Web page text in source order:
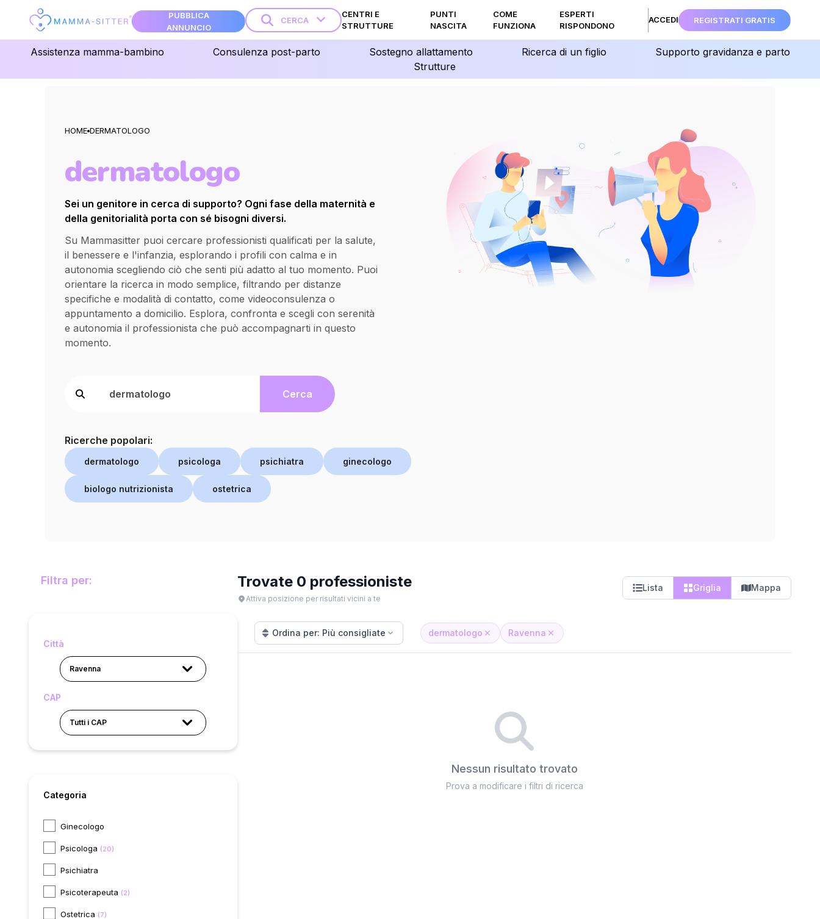
PUBBLICA
ANNUNCIO
CERCA
CENTRI E
STRUTTURE
PUNTI
NASCITA
COME
FUNZIONA
ESPERTI
RISPONDONO
ACCEDI REGISTRATI GRATIS
Assistenza mamma-bambino Consulenza post-parto Sostegno allattamento Ricerca di un figlio
Supporto gravidanza e parto
Strutture
HOME DERMATOLOGO
dermatologo
Sei un genitore in cerca di supporto? Ogni fase della maternità e
della genitorialità porta con sé bisogni diversi.
Su Mammasitter puoi cercare professionisti qualificati per la salute,
il benessere e l'infanzia, esplorando i profili con calma e in
autonomia scegliendo ciò che senti più adatto al tuo momento. Puoi
orientare la ricerca in modo semplice, filtrando per distanze
specifiche e modalità di contatto, come videoconsulenza o
appuntamento a domicilio. Esplora, confronta e scegli con serenità
e autonomia il professionista che può accompagnarti in questo
momento.
Cerca
Ricerche popolari:
dermatologo psicologa psichiatra ginecologo
biologo nutrizionista ostetrica
Filtra per:
Città
Ravenna
CAP
Tutti i CAP
Categoria
Ginecologo
Psicologa (20)
Psichiatra
Psicoterapeuta (2)
Ostetrica (7)
Trovate 0 professioniste
Attiva posizione per risultati vicini a te
Lista Griglia Mappa
Ordina per: Più consigliate dermatologo Ravenna
Nessun risultato trovato
Prova a modificare i filtri di ricerca